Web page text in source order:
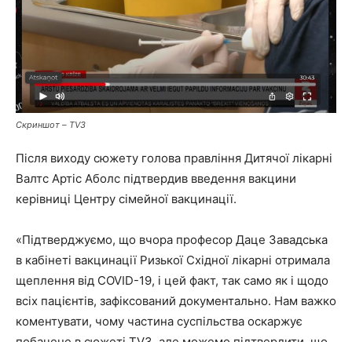
Скриншот – TV3
Після виходу сюжету голова правління Дитячої лікарні
Валтс Артіс Аболс підтвердив введення вакцини
керівниці Центру сімейної вакцинації.
«Підтверджуємо, що вчора професор Даце Завадська
в кабінеті вакцинації Ризької Східної лікарні отримала
щеплення від COVID-19, і цей факт, так само як і щодо
всіх пацієнтів, зафіксований документально. Нам важко
коментувати, чому частина суспільства оскаржує